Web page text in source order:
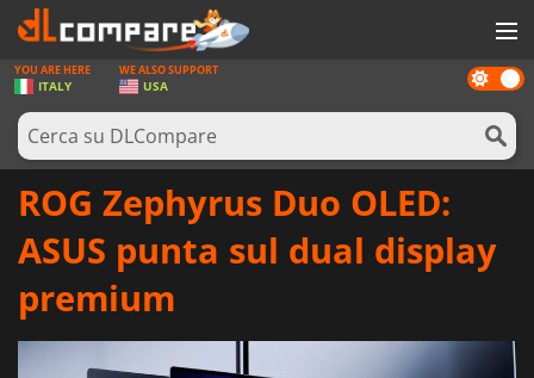
GIOCHI
PREPAGATE
SOFTWARE
NOTIZIE
ACCEDI O REGISTRATI
Dark
mode
YOU ARE HERE
ITALY
WE ALSO SUPPORT
USA
ROG Zephyrus Duo OLED:
ASUS punta sul dual display
premium